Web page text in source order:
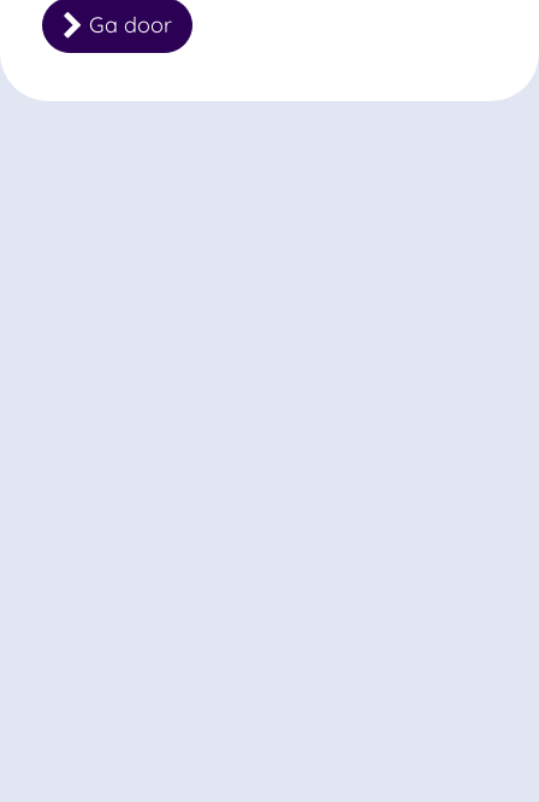
Ga door